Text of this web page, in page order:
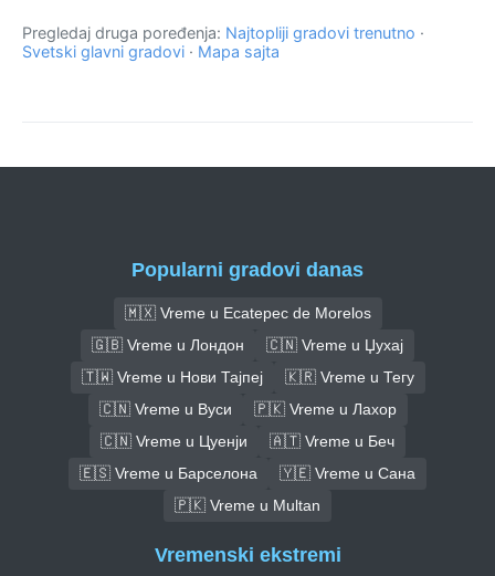
Pregledaj druga poređenja: Najtopliji gradovi trenutno ·
Svetski glavni gradovi · Mapa sajta
Popularni gradovi danas
🇲🇽 Vreme u Ecatepec de Morelos
🇬🇧 Vreme u Лондон
🇨🇳 Vreme u Џухај
🇹🇼 Vreme u Нови Тајпеј
🇰🇷 Vreme u Тегу
🇨🇳 Vreme u Вуси
🇵🇰 Vreme u Лахор
🇨🇳 Vreme u Цуенји
🇦🇹 Vreme u Беч
🇪🇸 Vreme u Барселона
🇾🇪 Vreme u Сана
🇵🇰 Vreme u Multan
Vremenski ekstremi